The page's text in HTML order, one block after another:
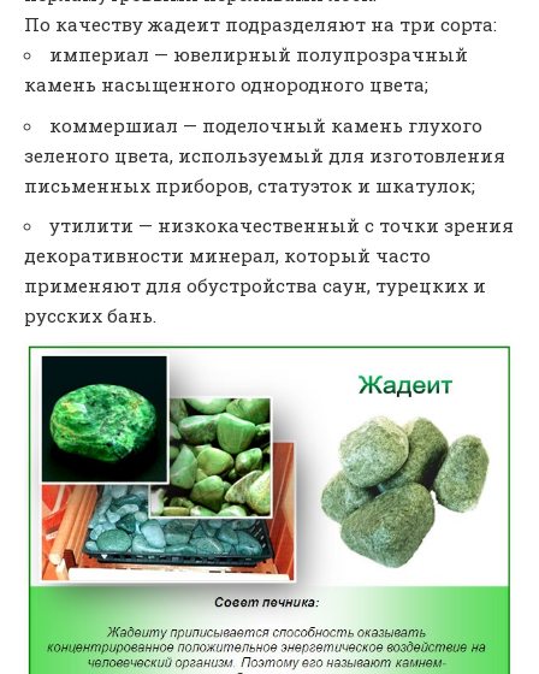
По качеству жадеит подразделяют на три сорта:
империал — ювелирный полупрозрачный
камень насыщенного однородного цвета;
коммершиал — поделочный камень глухого
зеленого цвета, используемый для изготовления
письменных приборов, статуэток и шкатулок;
утилити — низкокачественный с точки зрения
декоративности минерал, который часто
применяют для обустройства саун, турецких и
русских бань.